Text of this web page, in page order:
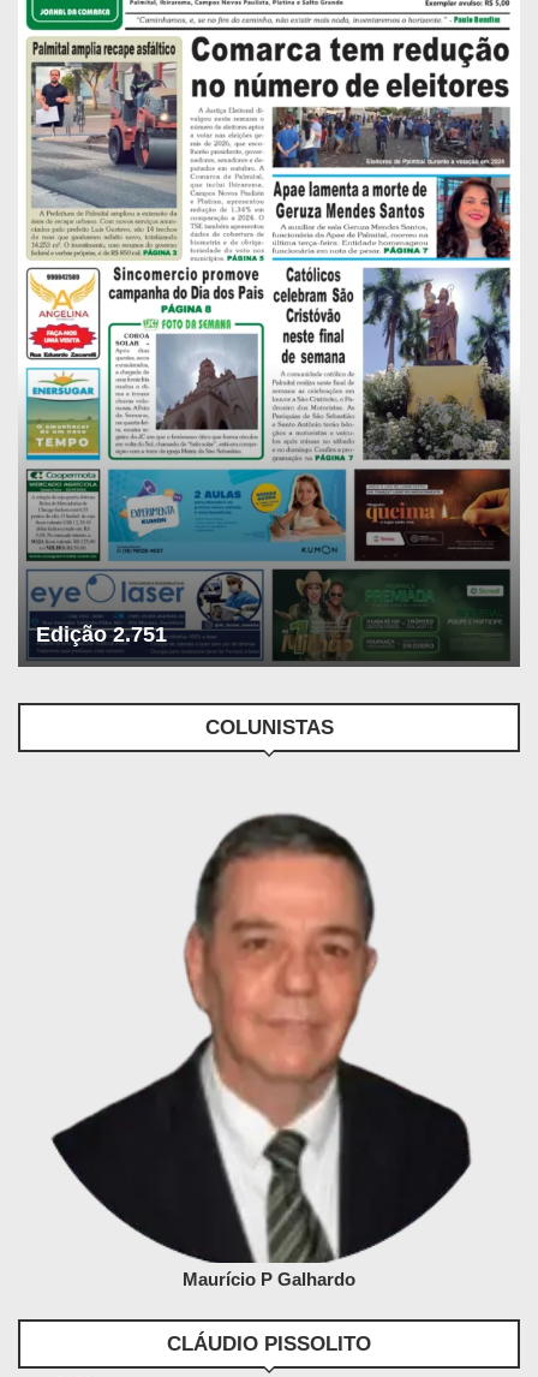
Edição 2.751
COLUNISTAS
Maurício P Galhardo
CLÁUDIO PISSOLITO